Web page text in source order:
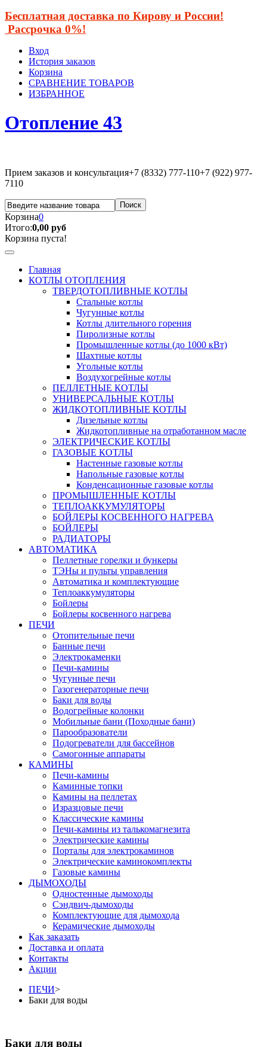
Бесплатная доставка по Кирову и России!
Рассрочка 0%!
Вход
История заказов
Корзина
СРАВНЕНИЕ ТОВАРОВ
ИЗБРАННОЕ
Отопление 43
Прием заказов и консультация+7 (8332) 777-110+7 (922) 977-
7110
Корзина0
Итого:0,00 руб
Корзина пуста!
Главная
КОТЛЫ ОТОПЛЕНИЯ
ТВЕРДОТОПЛИВНЫЕ КОТЛЫ
Стальные котлы
Чугунные котлы
Котлы длительного горения
Пиролизные котлы
Промышленные котлы (до 1000 кВт)
Шахтные котлы
Угольные котлы
Воздухогрейные котлы
ПЕЛЛЕТНЫЕ КОТЛЫ
УНИВЕРСАЛЬНЫЕ КОТЛЫ
ЖИДКОТОПЛИВНЫЕ КОТЛЫ
Дизельные котлы
Жидкотопливные на отработанном масле
ЭЛЕКТРИЧЕСКИЕ КОТЛЫ
ГАЗОВЫЕ КОТЛЫ
Настенные газовые котлы
Напольные газовые котлы
Конденсационные газовые котлы
ПРОМЫШЛЕННЫЕ КОТЛЫ
ТЕПЛОАККУМУЛЯТОРЫ
БОЙЛЕРЫ КОСВЕННОГО НАГРЕВА
БОЙЛЕРЫ
РАДИАТОРЫ
АВТОМАТИКА
Пеллетные горелки и бункеры
ТЭНы и пульты управления
Автоматика и комплектующие
Теплоаккумуляторы
Бойлеры
Бойлеры косвенного нагрева
ПЕЧИ
Отопительные печи
Банные печи
Электрокаменки
Печи-камины
Чугунные печи
Газогенераторные печи
Баки для воды
Водогрейные колонки
Мобильные бани (Походные бани)
Парообразователи
Подогреватели для бассейнов
Самогонные аппараты
КАМИНЫ
Печи-камины
Каминные топки
Камины на пеллетах
Изразцовые печи
Классические камины
Печи-камины из талькомагнезита
Электрические камины
Порталы для электрокаминов
Электрические каминокомплекты
Газовые камины
ДЫМОХОДЫ
Одностенные дымоходы
Сэндвич-дымоходы
Комплектующие для дымохода
Керамические дымоходы
Как заказать
Доставка и оплата
Контакты
Акции
ПЕЧИ>
Баки для воды
Баки для воды